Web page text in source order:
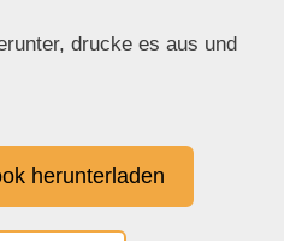
drucke es aus und
herunterladen